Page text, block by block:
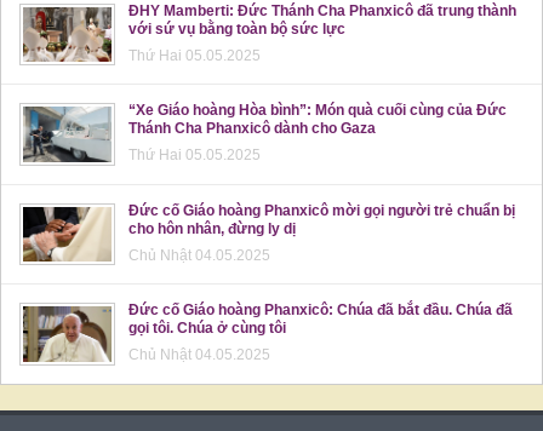
ĐHY Mamberti: Đức Thánh Cha Phanxicô đã trung thành
với sứ vụ bằng toàn bộ sức lực
Thứ Hai 05.05.2025
“Xe Giáo hoàng Hòa bình”: Món quà cuối cùng của Đức
Thánh Cha Phanxicô dành cho Gaza
Thứ Hai 05.05.2025
Đức cố Giáo hoàng Phanxicô mời gọi người trẻ chuẩn bị
cho hôn nhân, đừng ly dị
Chủ Nhật 04.05.2025
Đức cố Giáo hoàng Phanxicô: Chúa đã bắt đầu. Chúa đã
gọi tôi. Chúa ở cùng tôi
Chủ Nhật 04.05.2025